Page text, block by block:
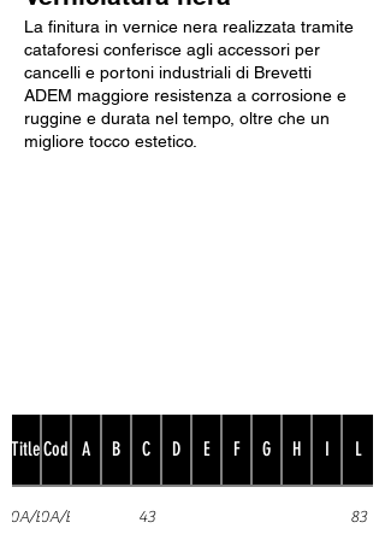
La finitura in vernice nera realizzata tramite
cataforesi conferisce agli accessori per
cancelli e portoni industriali di Brevetti
ADEM maggiore resistenza a corrosione e
ruggine e durata nel tempo, oltre che un
migliore tocco estetico.
TitleCod A B C D E F G H I L
E50
400A/E50 43 83